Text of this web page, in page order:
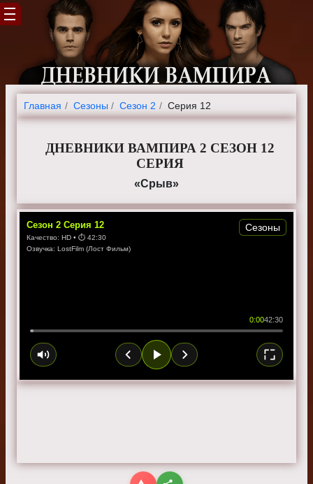
Главная Cезоны Сезон 2 Серия 12
ДНЕВНИКИ ВАМПИРА 2 СЕЗОН 12
СЕРИЯ
«Срыв»
Сезон 2 Серия 12
Качество: HD • ⏱ 42:30
Озвучка: LostFilm (Лост Фильм)
0:0042:30
Сезоны